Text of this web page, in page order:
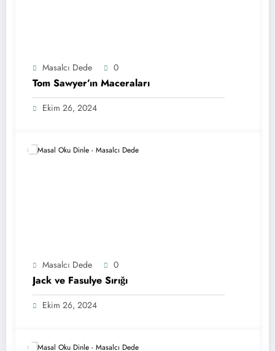
Masalcı Dede 0
Tom Sawyer’ın Maceraları
Ekim 26, 2024
Masalcı Dede 0
Jack ve Fasulye Sırığı
Ekim 26, 2024